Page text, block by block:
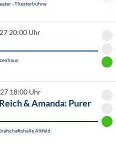
- Theaterbühne
20:00 Uhr
18:00 Uhr
& Amanda: Purer
Altfeld